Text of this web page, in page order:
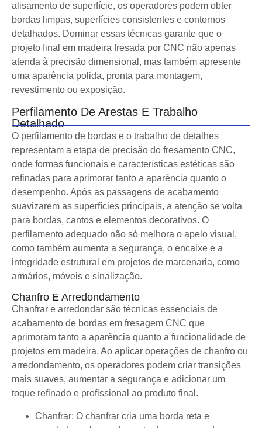
alisamento de superfície, os operadores podem obter
bordas limpas, superfícies consistentes e contornos
detalhados. Dominar essas técnicas garante que o
projeto final em madeira fresada por CNC não apenas
atenda à precisão dimensional, mas também apresente
uma aparência polida, pronta para montagem,
revestimento ou exposição.
Perfilamento De Arestas E Trabalho
Detalhado
O perfilamento de bordas e o trabalho de detalhes
representam a etapa de precisão do fresamento CNC,
onde formas funcionais e características estéticas são
refinadas para aprimorar tanto a aparência quanto o
desempenho. Após as passagens de acabamento
suavizarem as superfícies principais, a atenção se volta
para bordas, cantos e elementos decorativos. O
perfilamento adequado não só melhora o apelo visual,
como também aumenta a segurança, o encaixe e a
integridade estrutural em projetos de marcenaria, como
armários, móveis e sinalização.
Chanfro E Arredondamento
Chanfrar e arredondar são técnicas essenciais de
acabamento de bordas em fresagem CNC que
aprimoram tanto a aparência quanto a funcionalidade de
projetos em madeira. Ao aplicar operações de chanfro ou
arredondamento, os operadores podem criar transições
mais suaves, aumentar a segurança e adicionar um
toque refinado e profissional ao produto final.
Chanfrar: O chanfrar cria uma borda reta e